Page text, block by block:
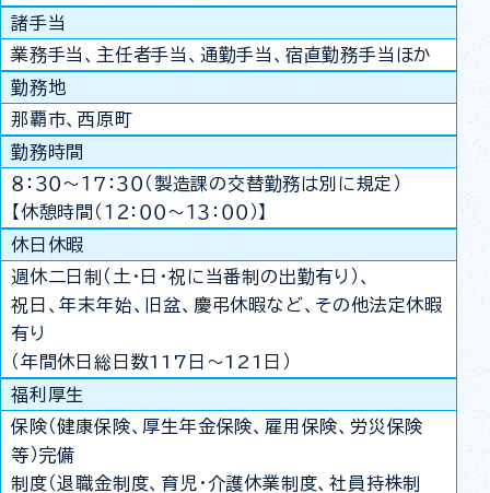
諸手当
業務手当、主任者手当、通勤手当、宿直勤務手当ほか
勤務地
那覇市、西原町
勤務時間
８：３０～１７：３０（製造課の交替勤務は別に規定）
【休憩時間（１２：００～１３：００）】
休日休暇
週休二日制（土・日・祝に当番制の出勤有り）、
祝日、年末年始、旧盆、慶弔休暇など、その他法定休暇
有り
（年間休日総日数117日～121日）
福利厚生
保険（健康保険、厚生年金保険、雇用保険、労災保険
等）完備
制度（退職金制度、育児・介護休業制度、社員持株制